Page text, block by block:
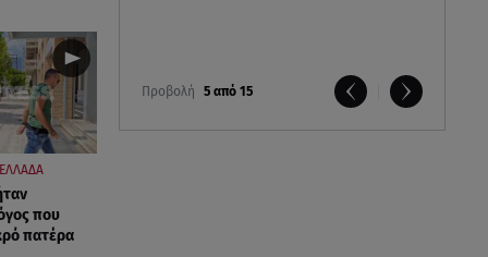
Προβολή 5 από 15
ΕΛΛΑΔΑ
που
πατέρα